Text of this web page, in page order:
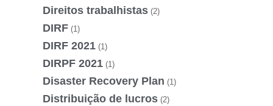
Direitos trabalhistas (2)
DIRF (1)
DIRF 2021 (1)
DIRPF 2021 (1)
Disaster Recovery Plan (1)
Distribuição de lucros (2)